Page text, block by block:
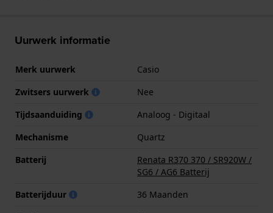
Uurwerk informatie
Merk uurwerk
Casio
Zwitsers uurwerk
Nee
Tijdsaanduiding
Analoog - Digitaal
Mechanisme
Quartz
Batterij
Renata R370 370 / SR920W /
SG6 / AG6 Batterij
Batterijduur
36 Maanden